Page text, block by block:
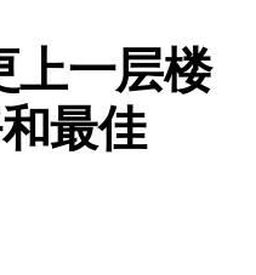
上一层楼
最佳